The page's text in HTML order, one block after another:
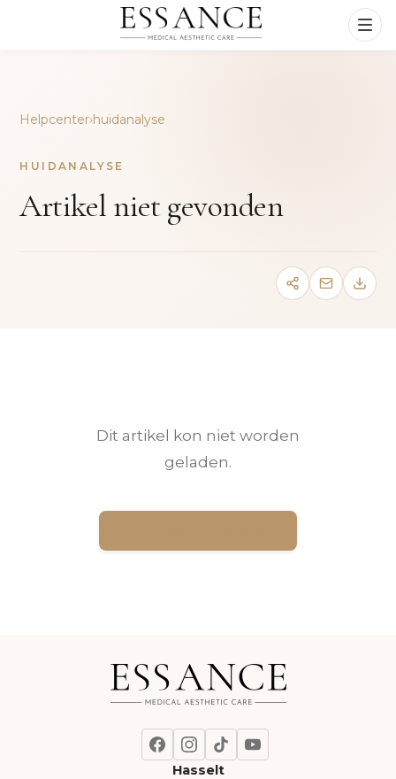
Helpcenter›huidanalyse
HUIDANALYSE
Artikel niet gevonden
Dit artikel kon niet worden
geladen.
Hasselt